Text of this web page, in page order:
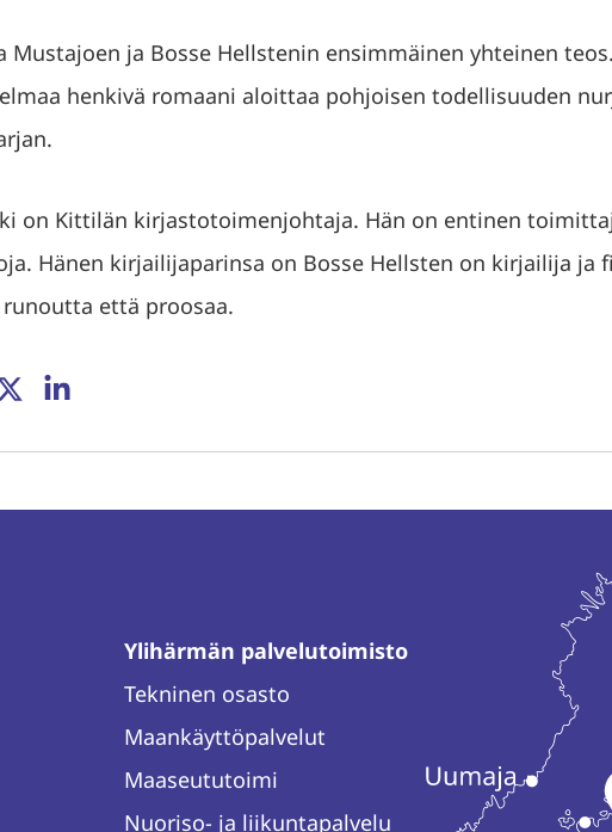
Mustajoen ja Bosse Hellstenin ensimmäinen yhteinen
henkivä romaani aloittaa pohjoisen todellisuuden
on Kittilän kirjastotoimenjohtaja. Hän on entinen
Hänen kirjailijaparinsa on Bosse Hellsten on kirjailija ja
että proosaa.
Jaa
Ylihärmän palvelutoimisto
Tekninen osasto
Maankäyttöpalvelut
Maaseututoimi
Nuoriso- ja liikuntapalvelu